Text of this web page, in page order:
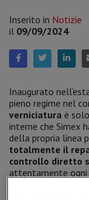
Inserito in Notizie
il 09/09/2024
Inaugurato
pieno regime nel
verniciatura è
interne che Simex
della propria linea
totalmente il
controllo diretto
attentamente ogni